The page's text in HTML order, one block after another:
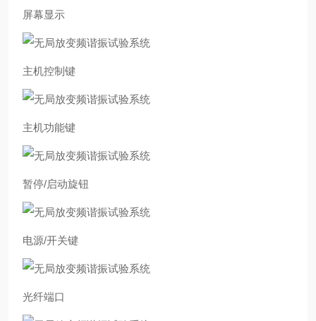
屏幕显示
主机控制键
主机功能键
暂停/启动旋钮
电源/开关键
光纤端口